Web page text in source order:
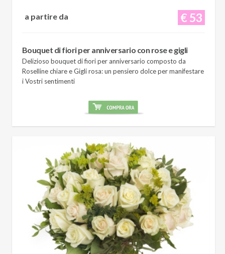
€ 53
a partire da
Bouquet di fiori per anniversario con rose e gigli
Delizioso bouquet di fiori per anniversario composto da
Roselline chiare e Gigli rosa: un pensiero dolce per manifestare
i Vostri sentimenti